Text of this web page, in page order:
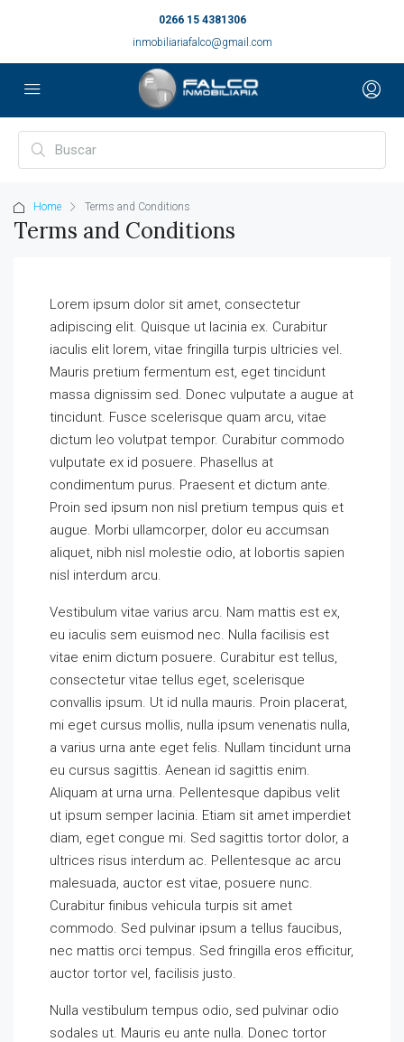
0266 15 4381306
inmobiliariafalco@gmail.com
Home Terms and Conditions
Terms and Conditions
Lorem ipsum dolor sit amet, consectetur
adipiscing elit. Quisque ut lacinia ex. Curabitur
iaculis elit lorem, vitae fringilla turpis ultricies vel.
Mauris pretium fermentum est, eget tincidunt
massa dignissim sed. Donec vulputate a augue at
tincidunt. Fusce scelerisque quam arcu, vitae
dictum leo volutpat tempor. Curabitur commodo
vulputate ex id posuere. Phasellus at
condimentum purus. Praesent et dictum ante.
Proin sed ipsum non nisl pretium tempus quis et
augue. Morbi ullamcorper, dolor eu accumsan
aliquet, nibh nisl molestie odio, at lobortis sapien
nisl interdum arcu.
Vestibulum vitae varius arcu. Nam mattis est ex,
eu iaculis sem euismod nec. Nulla facilisis est
vitae enim dictum posuere. Curabitur est tellus,
consectetur vitae tellus eget, scelerisque
convallis ipsum. Ut id nulla mauris. Proin placerat,
mi eget cursus mollis, nulla ipsum venenatis nulla,
a varius urna ante eget felis. Nullam tincidunt urna
eu cursus sagittis. Aenean id sagittis enim.
Aliquam at urna urna. Pellentesque dapibus velit
ut ipsum semper lacinia. Etiam sit amet imperdiet
diam, eget congue mi. Sed sagittis tortor dolor, a
ultrices risus interdum ac. Pellentesque ac arcu
malesuada, auctor est vitae, posuere nunc.
Curabitur finibus vehicula turpis sit amet
commodo. Sed pulvinar ipsum a tellus faucibus,
nec mattis orci tempus. Sed fringilla eros efficitur,
auctor tortor vel, facilisis justo.
Nulla vestibulum tempus odio, sed pulvinar odio
sodales ut. Mauris eu ante nulla. Donec tortor